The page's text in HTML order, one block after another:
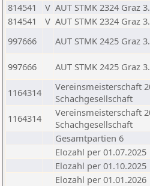
814541
V AUT STMK 2324 Graz
814541
V AUT STMK 2324 Graz
997666
AUT STMK 2425 Graz
997666 AUT STMK 2425 Graz
1164314
Vereinsmeisterschaft
Schachgesellschaft
1164314
Vereinsmeisterschaft
Schachgesellschaft
Gesamtpartien 6
Elozahl per 01.07.2025
Elozahl per 01.10.2025
Elozahl per 01.01.2026